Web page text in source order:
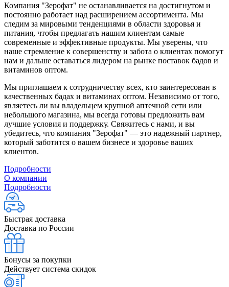
Компания "Зерофат" не останавливается на достигнутом и
постоянно работает над расширением ассортимента. Мы
следим за мировыми тенденциями в области здоровья и
питания, чтобы предлагать нашим клиентам самые
современные и эффективные продукты. Мы уверены, что
наше стремление к совершенству и забота о клиентах помогут
нам и дальше оставаться лидером на рынке поставок бадов и
витаминов оптом.
Мы приглашаем к сотрудничеству всех, кто заинтересован в
качественных бадах и витаминах оптом. Независимо от того,
являетесь ли вы владельцем крупной аптечной сети или
небольшого магазина, мы всегда готовы предложить вам
лучшие условия и поддержку. Свяжитесь с нами, и вы
убедитесь, что компания "Зерофат" — это надежный партнер,
который заботится о вашем бизнесе и здоровье ваших
клиентов.
Подробности
О компании
Подробности
Быстрая доставка
Доставка по России
Бонусы за покупки
Действует система скидок